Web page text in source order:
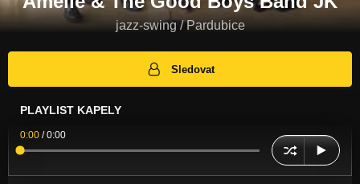
jazz-swing / Pardubice
Sledovat
PLAYLIST KAPELY
0:00 /0:00